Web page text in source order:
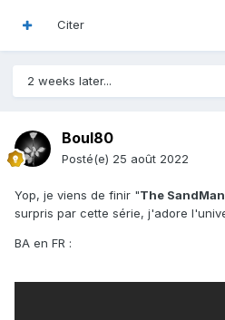
Citer
2 weeks later...
Boul80
Posté(e) 25 août 2022
Yop, je viens de finir "The SandMan
surpris par cette série, j'adore
BA en FR :